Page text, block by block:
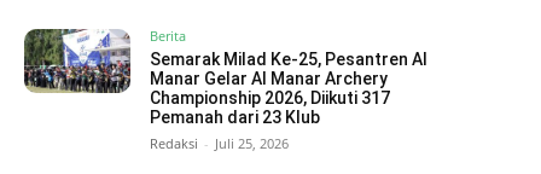
Berita
Semarak Milad Ke-25, Pesantren Al
Manar Gelar Al Manar Archery
Championship 2026, Diikuti 317
Pemanah dari 23 Klub
Redaksi - Juli 25, 2026